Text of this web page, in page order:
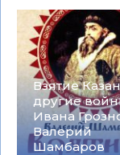
Взятие
другие
Ивана
Валерий
Шамбаров